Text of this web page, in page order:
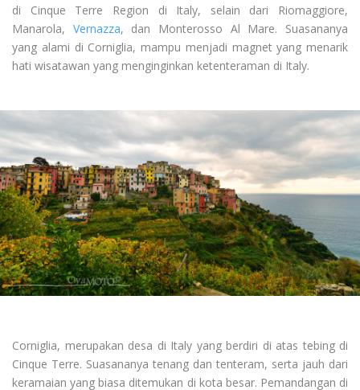
di Cinque Terre Region di Italy, selain dari Riomaggiore,
Manarola, Vernazza, dan Monterosso Al Mare. Suasananya
yang alami di Corniglia, mampu menjadi magnet yang menarik
hati wisatawan yang menginginkan ketenteraman di Italy.
Corniglia, merupakan desa di Italy yang berdiri di atas tebing di
Cinque Terre. Suasananya tenang dan tenteram, serta jauh dari
keramaian yang biasa ditemukan di kota besar. Pemandangan di